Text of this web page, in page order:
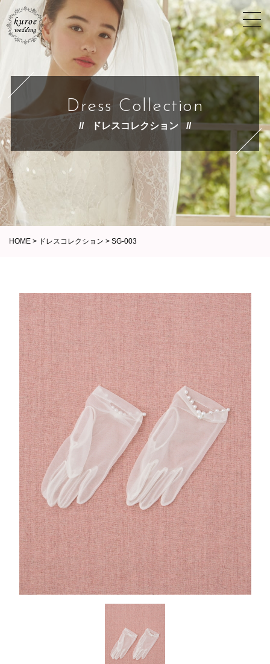
Dress Collection
ドレスコレクション
HOME > ドレスコレクション > SG-003